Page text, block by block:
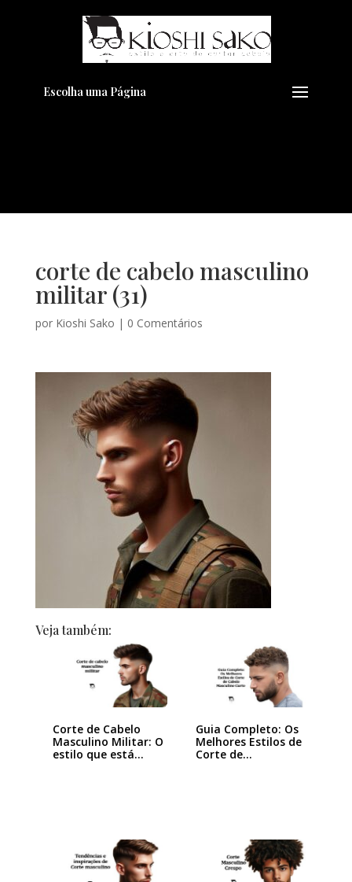
Escolha uma Página
corte de cabelo masculino
militar (31)
por Kioshi Sako | 0 Comentários
Veja também:
Corte de Cabelo
Masculino Militar: O
estilo que está…
Guia Completo: Os
Melhores Estilos de
Corte de…
Pensando em transformar seu
Visual??